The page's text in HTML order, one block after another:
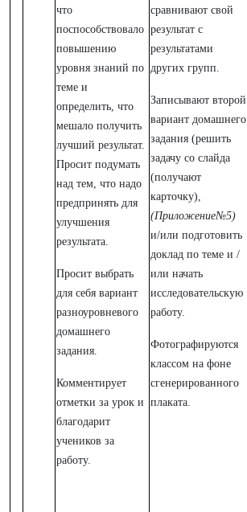
что
поспособствовало
повышению
уровня знаний по
теме и
определить, что
мешало получить
лучший результат.
Просит подумать
над тем, что надо
предпринять для
улучшения
результата.
Просит выбрать
для себя вариант
разноуровневого
домашнего
задания.
Комментирует
отметки за урок и
благодарит
учеников за
работу.
сравнивают свой
результат с
результатами
других групп.
Записывают второй
вариант домашнего
задания (решить
задачу со слайда
(получают
карточку),
(Приложение№5)
и/или подготовить
доклад по теме и /
или начать
исследовательскую
работу.
Фотографируются
классом на фоне
сгенерированного
плаката.